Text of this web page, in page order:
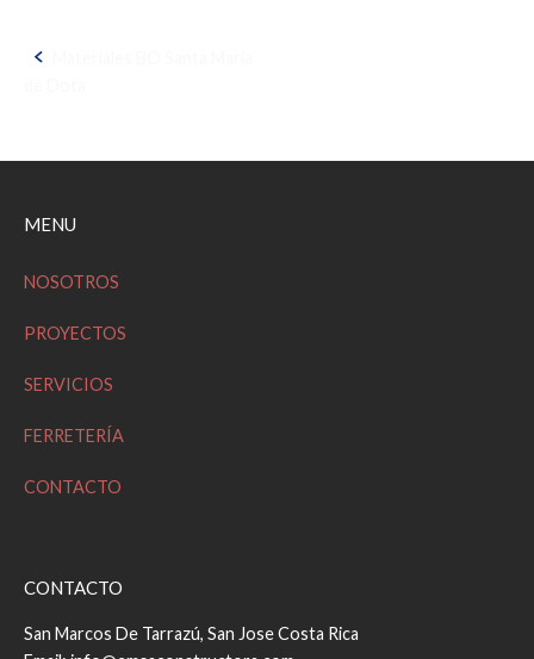
Navegación
la
entrada
MENU
NOSOTROS
PROYECTOS
SERVICIOS
FERRETERÍA
CONTACTO
CONTACTO
San Marcos De Tarrazú, San Jose Costa Rica